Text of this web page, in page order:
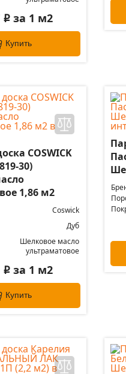
iза 1 м2
Купить
COSWICK
30)
1,86 м2
Coswick
Дуб
Шелковое масло
ультраматовое
iза 1 м2
Купить